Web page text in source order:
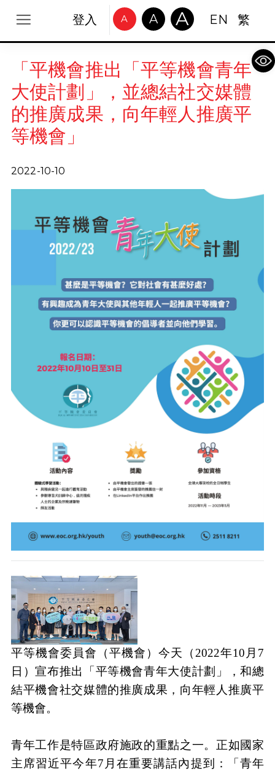
登入 A A A EN 繁
「平機會推出「平等機會青年
大使計劃」，並總結社交媒體
的推廣成果，向年輕人推廣平
等機會」
2022-10-10
平等機會委員會（平機會）今天（ 2022年10 月 7
日）宣布推出「平等機會青年大使計劃」，和總
結平機會社交媒體的推廣成果，向年輕人推廣平
等機會。
青年工作是特區政府施政的重點之一。正如國家
主席習近平今年7 月在重要講話內提到：「青年